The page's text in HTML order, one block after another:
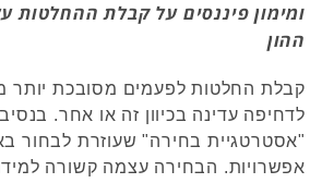
ומימון פיננסים על קבלת
ההון
קבלת החלטות לפעמים מסובכת יותר
לדחיפה עדינה בכיוון זה או אחר.
"אסטרטגיית בחירה" שעוזרת לבחור
אפשרויות. הבחירה עצמה קשורה